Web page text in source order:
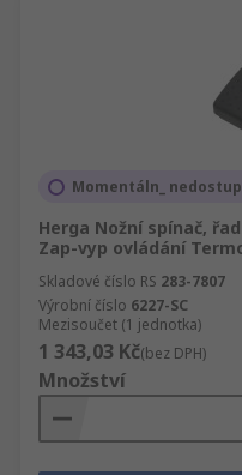
Momentáln_
Herga Nožní spínač,
Zap-vyp ovládání
Skladové číslo RS 283-7807
Výrobní číslo 6227-SC
Mezisoučet (1 jednotka)
1 343,03 Kč(bez DPH)
Množství